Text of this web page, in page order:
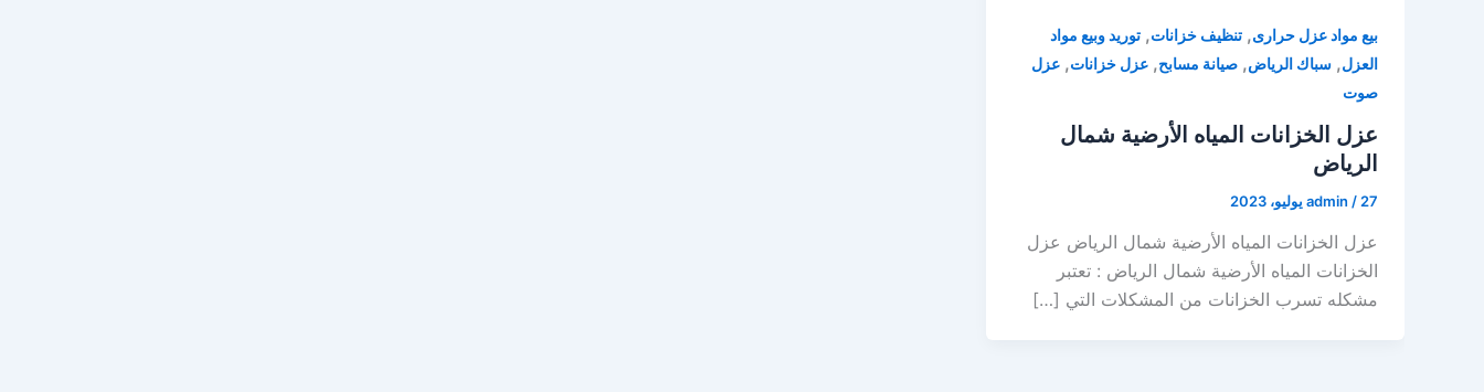
بيع مواد عزل حرارى, تنظيف خزانات, توريد وبيع مواد
العزل, سباك الرياض, صيانة مسابح, عزل خزانات, عزل
صوت
عزل الخزانات المياه الأرضية شمال
الرياض
admin / 27 يوليو، 2023
عزل الخزانات المياه الأرضية شمال الرياض عزل
الخزانات المياه الأرضية شمال الرياض : تعتبر
مشكله تسرب الخزانات من المشكلات التي […]